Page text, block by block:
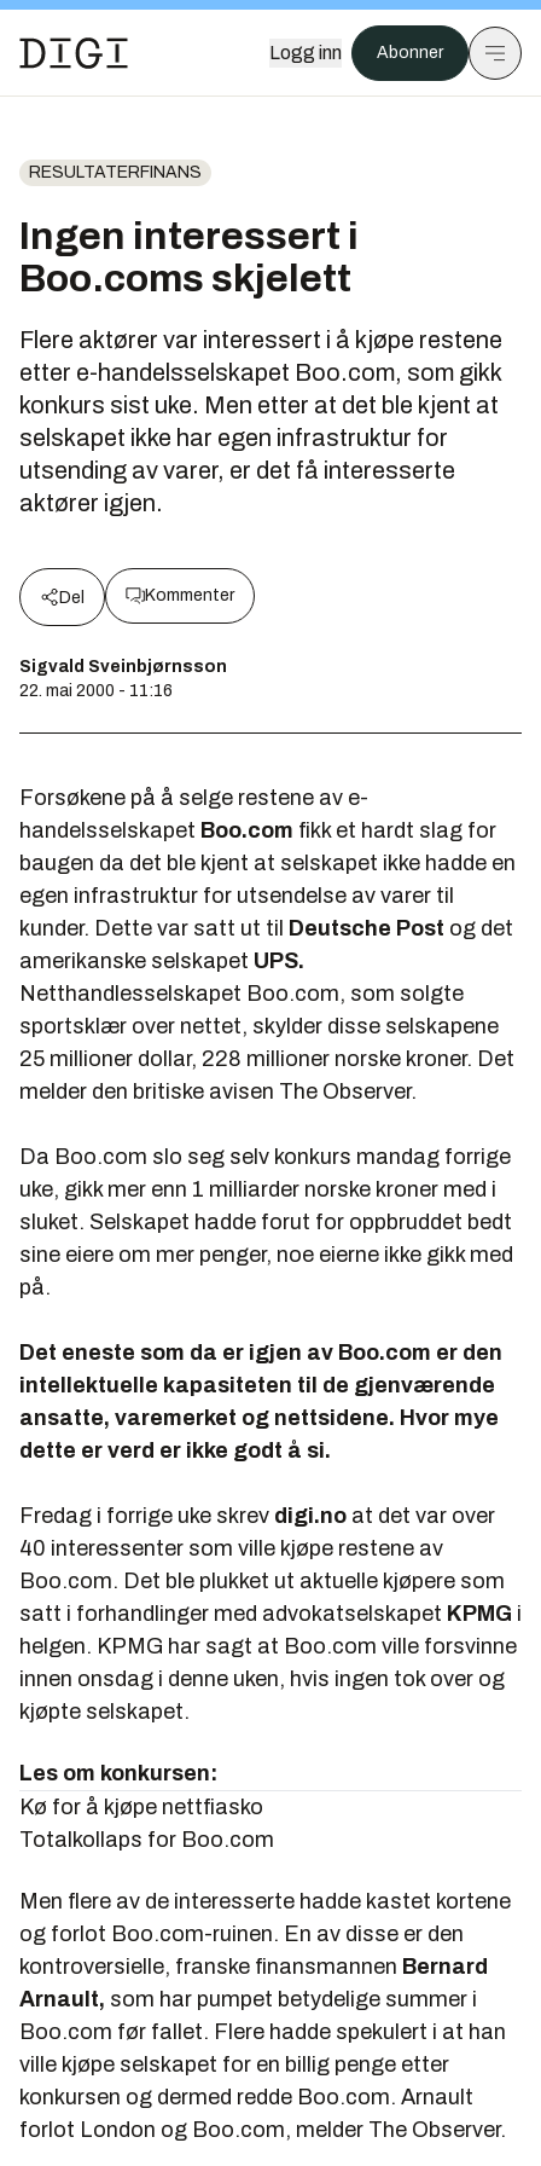
Logg inn Abonner
RESULTATERFINANS
Ingen interessert i
Boo.coms skjelett
Flere aktører var interessert i å kjøpe restene
etter e-handelsselskapet Boo.com, som gikk
konkurs sist uke. Men etter at det ble kjent at
selskapet ikke har egen infrastruktur for
utsending av varer, er det få interesserte
aktører igjen.
Del Kommenter
Sigvald Sveinbjørnsson
22. mai 2000 - 11:16
Forsøkene på å selge restene av e-
handelsselskapet Boo.com fikk et hardt slag for
baugen da det ble kjent at selskapet ikke hadde en
egen infrastruktur for utsendelse av varer til
kunder. Dette var satt ut til Deutsche Post og det
amerikanske selskapet UPS.
Netthandlesselskapet Boo.com, som solgte
sportsklær over nettet, skylder disse selskapene
25 millioner dollar, 228 millioner norske kroner. Det
melder den britiske avisen The Observer.
Da Boo.com slo seg selv konkurs mandag forrige
uke, gikk mer enn 1 milliarder norske kroner med i
sluket. Selskapet hadde forut for oppbruddet bedt
sine eiere om mer penger, noe eierne ikke gikk med
på.
Det eneste som da er igjen av Boo.com er den
intellektuelle kapasiteten til de gjenværende
ansatte, varemerket og nettsidene. Hvor mye
dette er verd er ikke godt å si.
Fredag i forrige uke skrev digi.no at det var over
40 interessenter som ville kjøpe restene av
Boo.com. Det ble plukket ut aktuelle kjøpere som
satt i forhandlinger med advokatselskapet KPMG i
helgen. KPMG har sagt at Boo.com ville forsvinne
innen onsdag i denne uken, hvis ingen tok over og
kjøpte selskapet.
Les om konkursen:
Kø for å kjøpe nettfiasko
Totalkollaps for Boo.com
Men flere av de interesserte hadde kastet kortene
og forlot Boo.com-ruinen. En av disse er den
kontroversielle, franske finansmannen Bernard
Arnault, som har pumpet betydelige summer i
Boo.com før fallet. Flere hadde spekulert i at han
ville kjøpe selskapet for en billig penge etter
konkursen og dermed redde Boo.com. Arnault
forlot London og Boo.com, melder The Observer.